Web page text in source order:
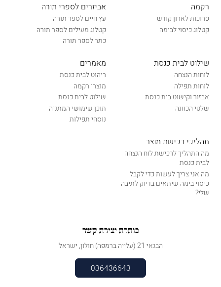
רקמה
פרוכות לארון קודש
קטלוג כיסוי לבימה
אביזרים לספרי תורה
עץ חיים לספר תורה
קטלוג מעילים לספר תורה
כתר לספר תורה
שילוט לבית כנסת
לוחות הנצחה
לוחות תפילה
אבזור וקישוט בית כנסת
שלטי הכוונה
מאמרים
ריהוט לבית כנסת
מוצרי רקמה
שילוט לבית כנסת
תוכן שימושי המתניה
נוסחי תפילות
תהליכי רכישת מוצר
מה התהליך לרכישת לוח הנצחה
לבית כנסת
מה אני צריך לעשות כדי לקבל
כיסוי בימה שיתאים בדיוק לתיבה
שלי?
כותרת יצירת קשר
הבנאי 21 (עלייה ברמפה) חולון, ישראל
036436643